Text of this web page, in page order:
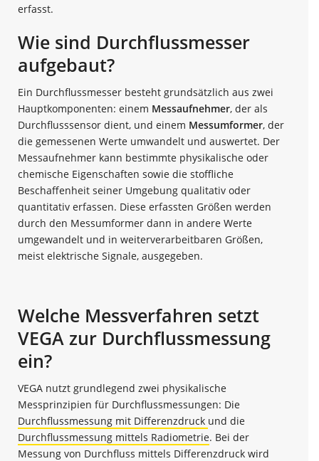
erfasst.
Wie sind Durchflussmesser
aufgebaut?
Ein Durchflussmesser besteht grundsätzlich aus zwei
Hauptkomponenten: einem Messaufnehmer, der als
Durchflusssensor dient, und einem Messumformer, der
die gemessenen Werte umwandelt und auswertet. Der
Messaufnehmer kann bestimmte physikalische oder
chemische Eigenschaften sowie die stoffliche
Beschaffenheit seiner Umgebung qualitativ oder
quantitativ erfassen. Diese erfassten Größen werden
durch den Messumformer dann in andere Werte
umgewandelt und in weiterverarbeitbaren Größen,
meist elektrische Signale, ausgegeben.
Welche Messverfahren setzt
VEGA zur Durchflussmessung
ein?
VEGA nutzt grundlegend zwei physikalische
Messprinzipien für Durchflussmessungen: Die
Durchflussmessung mit Differenzdruck und die
Durchflussmessung mittels Radiometrie. Bei der
Messung von Durchfluss mittels Differenzdruck wird